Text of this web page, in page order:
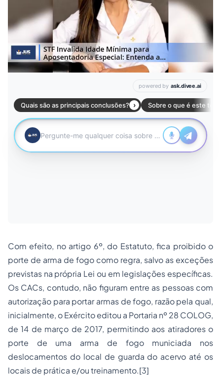
Com efeito, no artigo 6º, do Estatuto, fica proibido o
porte de arma de fogo como regra, salvo as exceções
previstas na própria Lei ou em legislações específicas.
Os CACs, contudo, não figuram entre as pessoas com
autorização para portar armas de fogo, razão pela qual,
inicialmente, o Exército editou a Portaria nº 28 COLOG,
de 14 de março de 2017, permitindo aos atiradores o
porte de uma arma de fogo municiada nos
deslocamentos do local de guarda do acervo até os
locais de prática e/ou treinamento.[3]